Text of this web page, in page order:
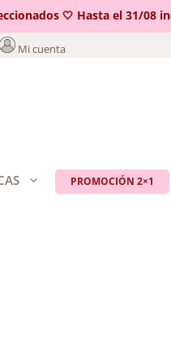
🤍 Hasta el 31/08
Mi cuenta
PROMOCIÓN 2×1